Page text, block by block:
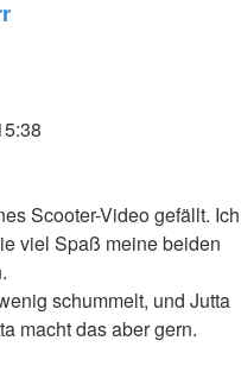
Scooter-Video gefällt. Ich
viel Spaß meine beiden
schummelt, und Jutta
macht das aber gern.